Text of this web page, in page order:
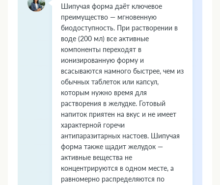
Шипучая форма даёт ключевое
преимущество — мгновенную
биодоступность. При растворении в
воде (200 мл) все активные
компоненты переходят в
ионизированную форму и
всасываются намного быстрее, чем из
обычных таблеток или капсул,
которым нужно время для
растворения в желудке. Готовый
напиток приятен на вкус и не имеет
характерной горечи
антипаразитарных настоев. Шипучая
форма также щадит желудок —
активные вещества не
концентрируются в одном месте, а
равномерно распределяются по